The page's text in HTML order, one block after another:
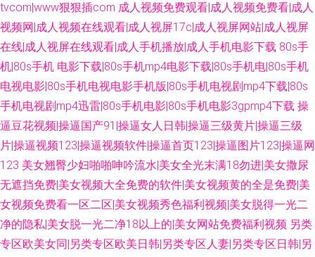
tvcom|www狠狠插com 成人视频免费观看|成人视频免费看|成人
视频网|成人视频在线观看|成人视屏17c|成人视屏网站|成人视屏
在线|成人视屏在线观看|成人手机播放|成人手机电影下载 80s手
机|80s手机 电影下载|80s手机mp4电影下载|80s手机电|80s手机
电视电影|80s手机电视电影手机版|80s手机电视剧mp4下载|80s
手机电视剧mp4迅雷|80s手机电影|80s手机电影3gpmp4下载 操
逼豆花视频|操逼国产91|操逼女人日韩|操逼三级黄片|操逼三级
片|操逼视频123|操逼视频软件|操逼首页123|操逼图片123|操逼网
123 美女翘臀少妇啪啪呻吟流水|美女全光末满18勿进|美女撒尿
无遮挡免费|美女视频大全免费的软件|美女视频黄的全是免费|美
女视频免费看一区二区|美女视频秀色福利视频|美女脱得一光二
净的隐私|美女脱一光二净18以上的|美女网站免费福利视频 另类
专区欧美女同|另类专区欧美日韩|另类专区人妻|另类专区日韩|另